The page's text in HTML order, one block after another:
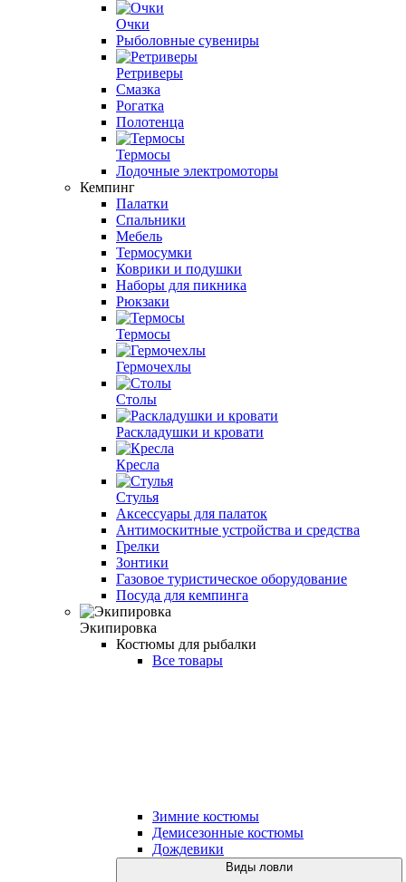
Очки
Рыболовные сувениры
Ретриверы
Смазка
Рогатка
Полотенца
Термосы
Лодочные электромоторы
Кемпинг
Палатки
Спальники
Мебель
Термосумки
Коврики и подушки
Наборы для пикника
Рюкзаки
Термосы
Гермочехлы
Столы
Раскладушки и кровати
Кресла
Стулья
Аксессуары для палаток
Антимоскитные устройства и средства
Грелки
Зонтики
Газовое туристическое оборудование
Посуда для кемпинга
Экипировка
Костюмы для рыбалки
Все товары
Зимние костюмы
Демисезонные костюмы
Дождевики
Виды ловли